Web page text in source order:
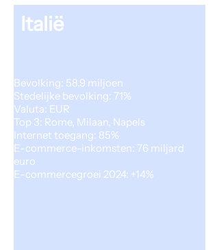
Italië
Bevolking: 58,9 miljoen
Stedelijke bevolking: 71%
Valuta: EUR
Top 3: Rome, Milaan, Napels
Internet toegang: 85%
E-commerce-inkomsten: 76 miljard
euro
E-commercegroei 2024: +14%